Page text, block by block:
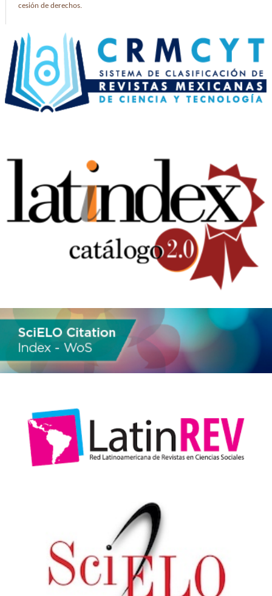
cesión de derechos.